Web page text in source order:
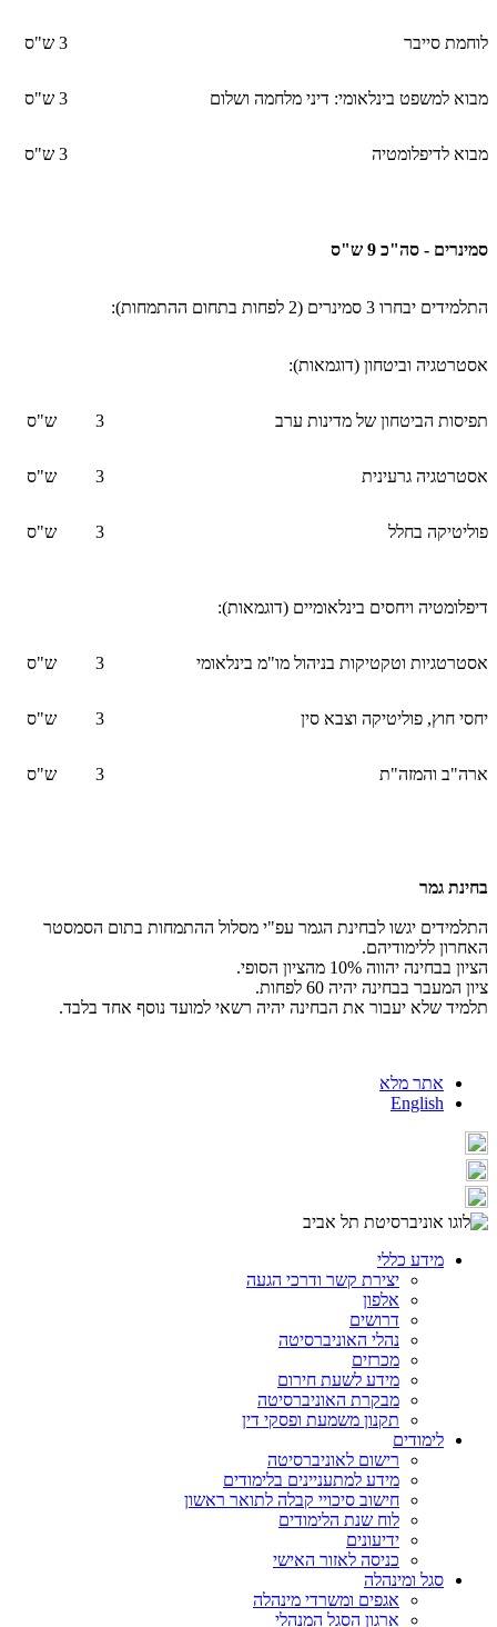
לוחמת סייבר 3 ש"ס
מבוא למשפט בינלאומי: דיני מלחמה ושלום 3 ש"ס
מבוא לדיפלומטיה 3 ש"ס
סמינרים - סה"כ 9 ש"ס
התלמידים יבחרו 3 סמינרים (2 לפחות בתחום ההתמחות):
אסטרטגיה וביטחון (דוגמאות):
תפיסות הביטחון של מדינות ערב 3 ש"ס
אסטרטגיה גרעינית 3 ש"ס
פוליטיקה בחלל 3 ש"ס
דיפלומטיה ויחסים בינלאומיים (דוגמאות):
אסטרטגיות וטקטיקות בניהול מו"מ בינלאומי 3 ש"ס
יחסי חוץ, פוליטיקה וצבא סין 3 ש"ס
ארה"ב והמזה"ת 3 ש"ס
בחינת גמר
התלמידים יגשו לבחינת הגמר עפ"י מסלול ההתמחות בתום הסמסטר
האחרון ללימודיהם.
הציון בבחינה יהווה 10% מהציון הסופי.
ציון המעבר בבחינה יהיה 60 לפחות.
​תלמיד שלא יעבור את הבחינה יהיה רשאי למועד נוסף אחד בלבד.
אתר מלא
English
מידע כללי
יצירת קשר ודרכי הגעה
אלפון
דרושים
נהלי האוניברסיטה
מכרזים
מידע לשעת חירום
מבקרת האוניברסיטה
תקנון משמעת ופסקי דין
לימודים
רישום לאוניברסיטה
מידע למתעניינים בלימודים
חישוב סיכויי קבלה לתואר ראשון
לוח שנת הלימודים
ידיעונים
כניסה לאזור האישי
סגל ומינהלה
אגפים ומשרדי מינהלה
ארגון הסגל המנהלי